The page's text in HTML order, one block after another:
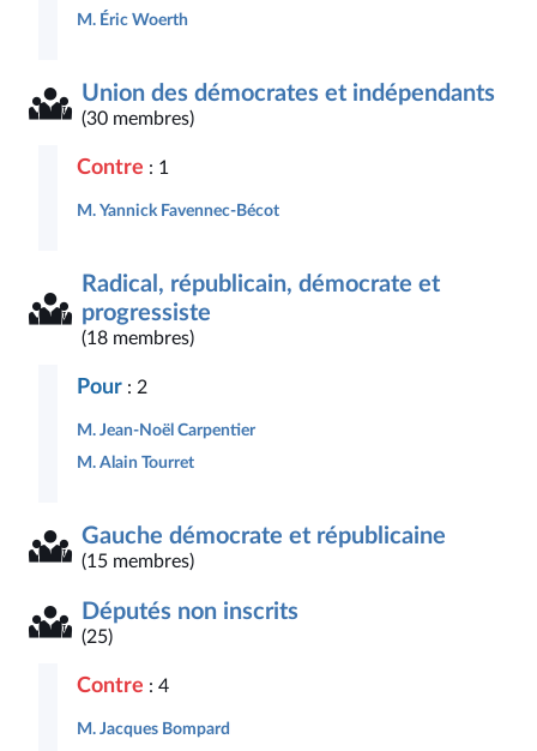
M. Éric Woerth
Union des démocrates et indépendants
(30 membres)
Contre : 1
M. Yannick Favennec-Bécot
Radical, républicain, démocrate et
progressiste
(18 membres)
Pour : 2
M. Jean-Noël Carpentier
M. Alain Tourret
Gauche démocrate et républicaine
(15 membres)
Députés non inscrits
(25)
Contre : 4
M. Jacques Bompard